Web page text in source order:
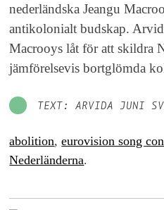
nederländska Jeangu
antikolonialt budskap.
Macrooys låt för att skildra
jämförelsevis bortglömda
TEXT: ARVIDA JUNI
abolition,eurovision song
Nederländerna.